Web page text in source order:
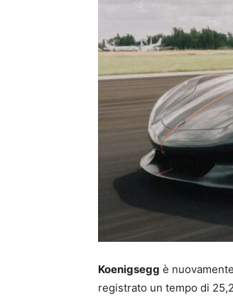
Koenigsegg è
registrato un tempo di